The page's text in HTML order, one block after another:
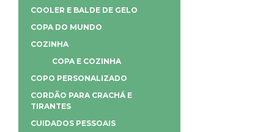
COOLER E BALDE DE GELO
COPA DO MUNDO
COZINHA
COPA E COZINHA
COPO PERSONALIZADO
CORDÃO PARA CRACHÁ E
TIRANTES
CUIDADOS PESSOAIS